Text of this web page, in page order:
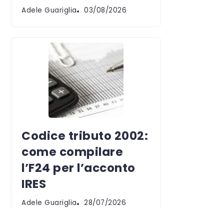
Adele Guariglia 03/08/2026
Codice tributo 2002:
come compilare
l’F24 per l’acconto
IRES
Adele Guariglia 28/07/2026